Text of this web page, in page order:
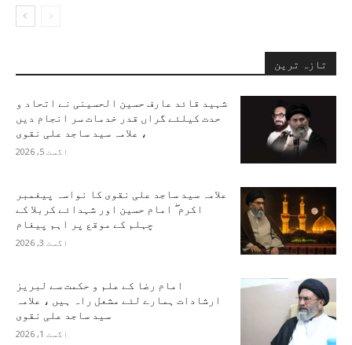
تازہ ترین
شہید قائد عارف حسین الحسینی نے اتحاد و
حدت کیلئے گراں قدر خدمات سر انجام دیں
، علامہ سید ساجد علی نقوی
اگست 5, 2026
علامہ سید ساجد علی نقوی کا نواسہ پیغمبر
اکرم ۖ امام حسین اور شہدائے کربلا کے
چہلم کے موقع پر اہم پیغام
اگست 3, 2026
امام رضا کے علم و حکمت سے لبریز
ارشادات ہمارے لئے مشعل راہ ہیں ، علامہ
سید ساجد علی نقوی
اگست 1, 2026